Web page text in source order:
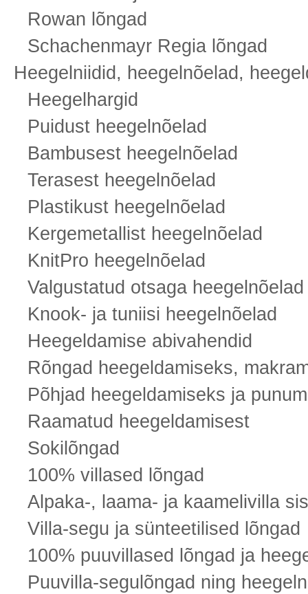
Rowan lõngad
Schachenmayr Regia lõngad
Heegelniidid, heegelnõelad,
Heegelhargid
Puidust heegelnõelad
Bambusest heegelnõelad
Terasest heegelnõelad
Plastikust heegelnõelad
Kergemetallist heegelnõelad
KnitPro heegelnõelad
Valgustatud otsaga heegelnõelad
Knook- ja tuniisi heegelnõelad
Heegeldamise abivahendid
Rõngad heegeldamiseks,
Põhjad heegeldamiseks ja
Raamatud heegeldamisest
Sokilõngad
100% villased lõngad
Alpaka-, laama- ja kaamelivilla
Villa-segu ja sünteetilised lõngad
100% puuvillased lõngad ja
Puuvilla-segulõngad ning